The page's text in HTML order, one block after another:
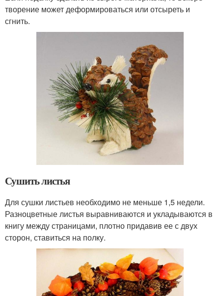
творение может деформироваться или отсыреть и
сгнить.
Сушить листья
Для сушки листьев необходимо не меньше 1,5 недели.
Разноцветные листья выравниваются и укладываются в
книгу между страницами, плотно придавив ее с двух
сторон, ставиться на полку.